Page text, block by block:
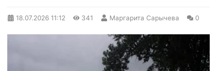
18.07.2026 11:12 341 Маргарита Сарычева 0